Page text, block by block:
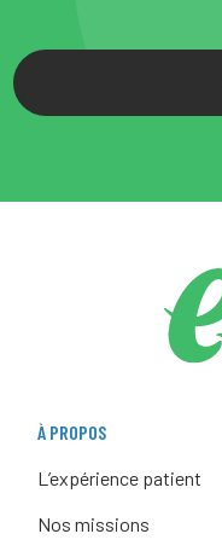
À PROPOS
L’expérience patient
Nos missions